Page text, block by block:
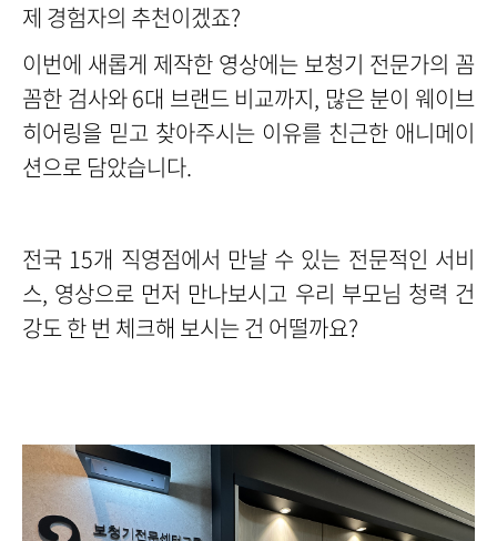
제 경험자의 추천이겠죠?
이번에 새롭게 제작한 영상에는 보청기 전문가의 꼼
꼼한 검사와 6대 브랜드 비교까지, 많은 분이 웨이브
히어링을 믿고 찾아주시는 이유를 친근한 애니메이
션으로 담았습니다.
전국 15개 직영점에서 만날 수 있는 전문적인 서비
스, 영상으로 먼저 만나보시고 우리 부모님 청력 건
강도 한 번 체크해 보시는 건 어떨까요?